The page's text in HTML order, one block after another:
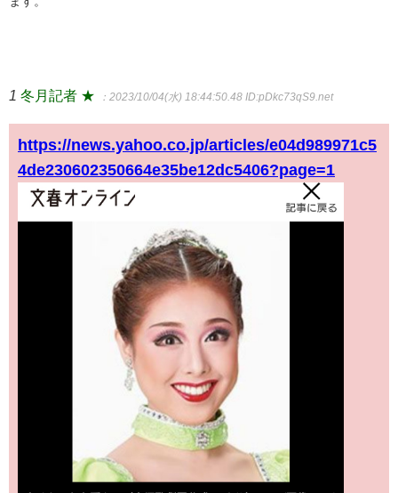
1 冬月記者 ★ ：2023/10/04(水) 18:44:50.48 ID:pDkc73qS9.net
https://news.yahoo.co.jp/articles/e04d989971c5
4de230602350664e35be12dc5406?page=1